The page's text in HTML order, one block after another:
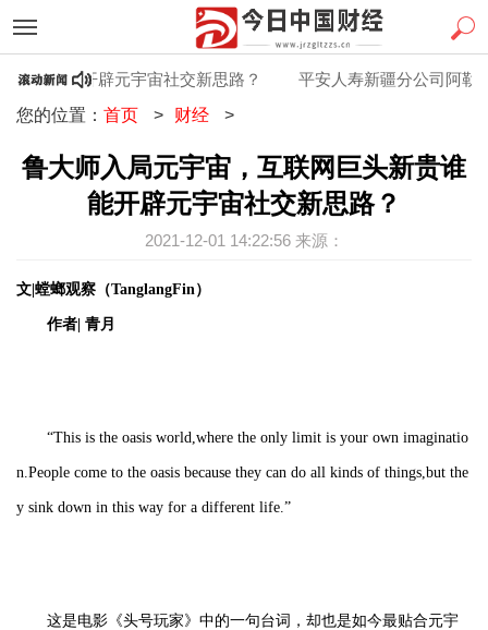
能开辟元宇宙社交新思路？
平安人寿新疆分公司阿勒泰中
您的位置： 首页 > 财经 >
鲁大师入局元宇宙，互联网巨头新贵谁
能开辟元宇宙社交新思路？
2021-12-01 14:22:56 来源：
文|螳螂观察（TanglangFin）
作者| 青月
“This is the oasis world,where the only limit is your own imaginatio
n.People come to the oasis because they can do all kinds of things,but the
y sink down in this way for a different life.”
这是电影《头号玩家》中的一句台词，却也是如今最贴合元宇